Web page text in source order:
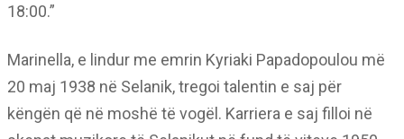
18:00.”
Marinella, e lindur me emrin Kyriaki Papadopoulou më
20 maj 1938 në Selanik, tregoi talentin e saj për
këngën që në moshë të vogël. Karriera e saj filloi në